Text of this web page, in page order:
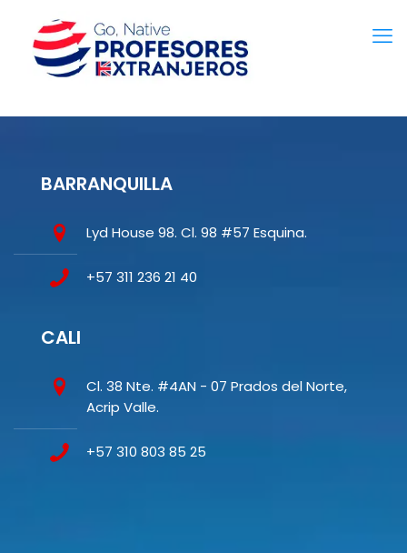
BARRANQUILLA
Lyd House 98. Cl. 98 #57 Esquina.
+57 311 236 21 40
CALI
Cl. 38 Nte. #4AN - 07 Prados del Norte,
Acrip Valle.
+57 310 803 85 25